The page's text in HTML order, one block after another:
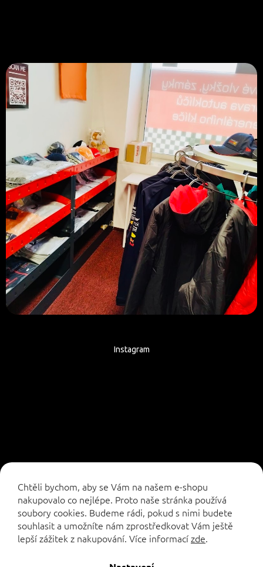
Chtěli bychom, aby se Vám na našem e-shopu
nakupovalo co nejlépe. Proto naše stránka používá
soubory cookies. Budeme rádi, pokud s nimi budete
souhlasit a umožníte nám zprostředkovat Vám ještě
lepší zážitek z nakupování. Více informacízde.
Instagram
Vytvořil Shoptet